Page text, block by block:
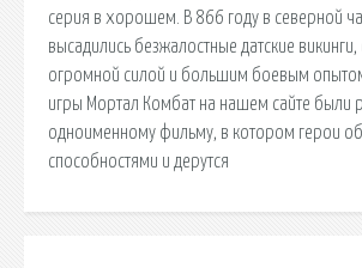
серия в хорошем. В 866 году в северной
высадились безжалостные датские
огромной силой и большим боевым
игры Мортал Комбат на нашем сайте были
одноименному фильму, в котором герои
способностями и дерутся